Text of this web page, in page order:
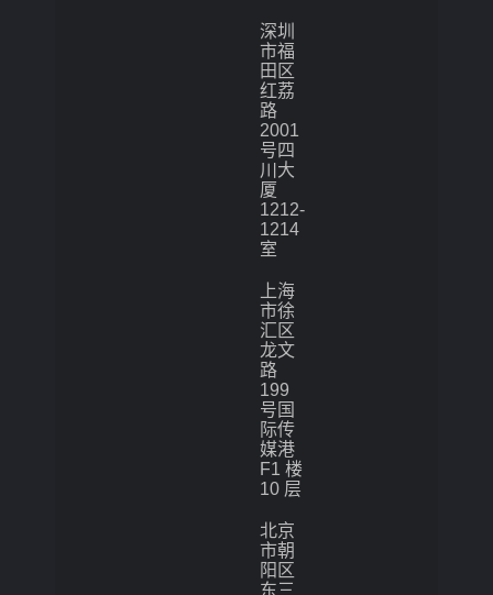
深圳
市福
田区
红荔
路
2001
号四
川大
厦
1212-
1214
室
上海
市徐
汇区
龙文
路
199
号国
际传
媒港
F1 楼
10 层
北京
市朝
阳区
东三